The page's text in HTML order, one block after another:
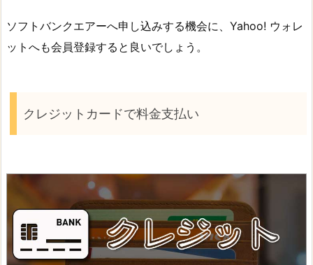
ソフトバンクエアーへ申し込みする機会に、Yahoo! ウォレ
ットへも会員登録すると良いでしょう。
クレジットカードで料金支払い